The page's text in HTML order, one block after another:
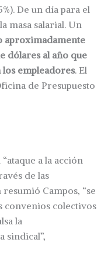
De un día para el
masa salarial. Un
aproximadamente
dólares al año que
empleadores. El
de Presupuesto
a la acción
de las
Campos, “se
convenios colectivos
la
sindical”,